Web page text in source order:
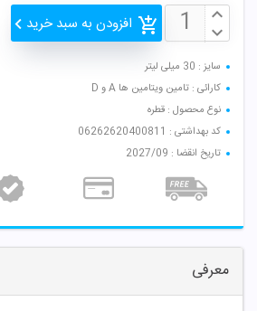
افزودن به سبد خرید
سایز : 30 میلی لیتر
کارائی : تامین ویتامین ها A و D
نوع محصول : قطره
کد بهداشتی : 06262620400811
تاریخ انقضا : 2027/09
معرفی